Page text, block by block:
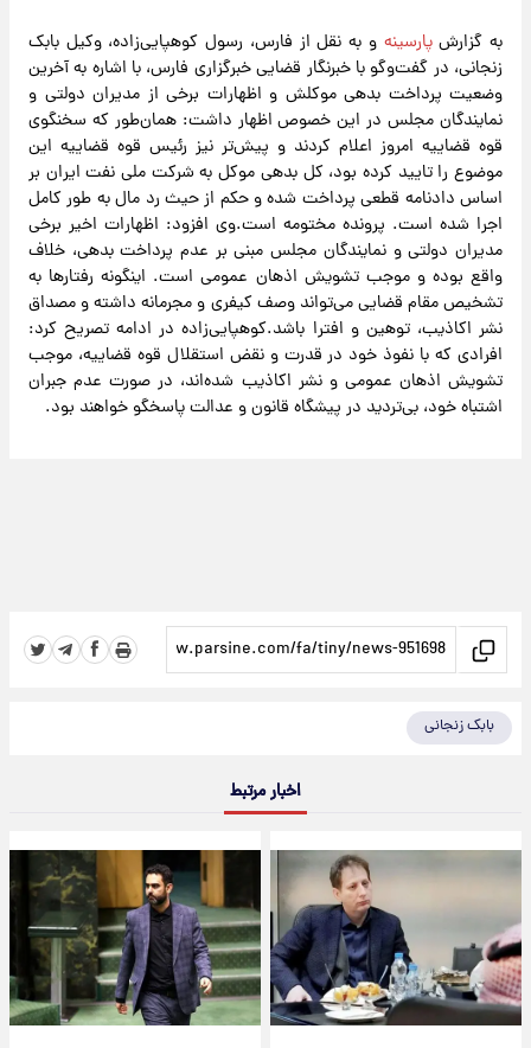
به گزارشپارسینه و به نقل از فارس، رسول کوهپایی‌زاده، وکیل بابک
زنجانی، در گفت‌وگو با خبرنگار قضایی خبرگزاری فارس، با اشاره به آخرین
وضعیت پرداخت بدهی موکلش و اظهارات برخی از مدیران دولتی و
نمایندگان مجلس در این خصوص اظهار داشت: همان‌طور که سخنگوی
قوه قضاییه امروز اعلام کردند و پیش‌تر نیز رئیس قوه قضاییه این
موضوع را تایید کرده بود، کل بدهی موکل به شرکت ملی نفت ایران بر
اساس دادنامه قطعی پرداخت شده و حکم از حیث رد مال به طور کامل
اجرا شده است. پرونده مختومه است.وی افزود: اظهارات اخیر برخی
مدیران دولتی و نمایندگان مجلس مبنی بر عدم پرداخت بدهی، خلاف
واقع بوده و موجب تشویش اذهان عمومی است. اینگونه رفتارها به
تشخیص مقام قضایی می‌تواند وصف کیفری و مجرمانه داشته و مصداق
نشر اکاذیب، توهین و افترا باشد.کوهپایی‌زاده در ادامه تصریح کرد:
افرادی که با نفوذ خود در قدرت و نقض استقلال قوه قضاییه، موجب
تشویش اذهان عمومی و نشر اکاذیب شده‌اند، در صورت عدم جبران
اشتباه خود، بی‌تردید در پیشگاه قانون و عدالت پاسخگو خواهند بود.
بابک زنجانی
اخبار مرتبط